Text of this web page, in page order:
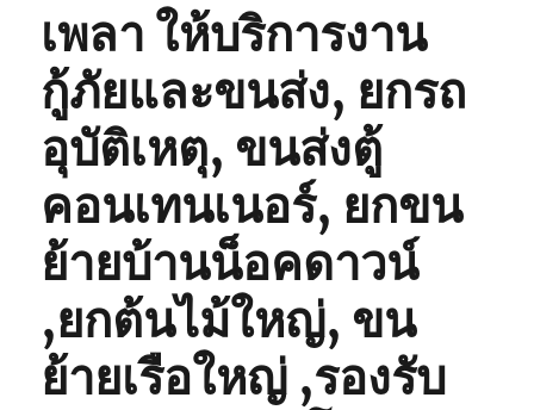
เพลา ให้บริการงาน
กู้ภัยและขนส่ง, ยกรถ
อุบัติเหตุ, ขนส่งตู้
คอนเทนเนอร์, ยกขน
ย้ายบ้านน็อคดาวน์
,ยกต้นไม้ใหญ่, ขน
ย้ายเรือใหญ่ ,รองรับ